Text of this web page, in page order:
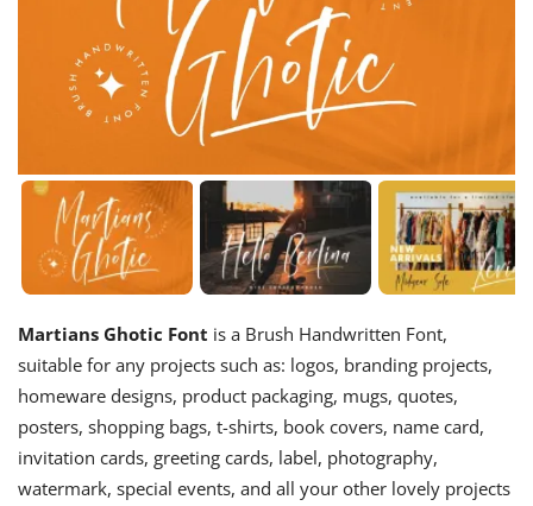
Martians Ghotic Font is a Brush Handwritten Font,
suitable for any projects such as: logos, branding projects,
homeware designs, product packaging, mugs, quotes,
posters, shopping bags, t-shirts, book covers, name card,
invitation cards, greeting cards, label, photography,
watermark, special events, and all your other lovely projects